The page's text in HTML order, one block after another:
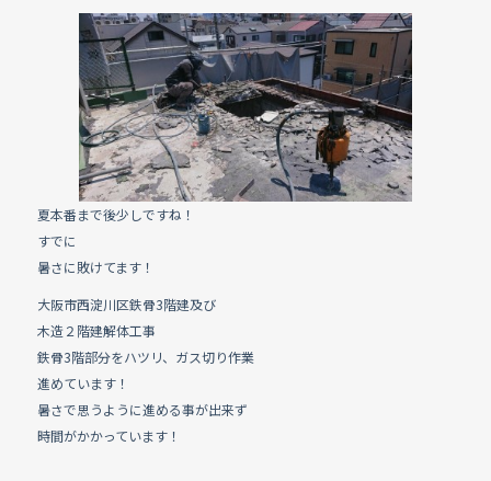
c
e
b
o
o
k
e
夏本番まで後少しですね！
すでに
暑さに敗けてます！
大阪市西淀川区鉄骨3階建及び
木造２階建解体工事
鉄骨3階部分をハツリ、ガス切り作業
進めています！
暑さで思うように進める事が出来ず
時間がかかっています！